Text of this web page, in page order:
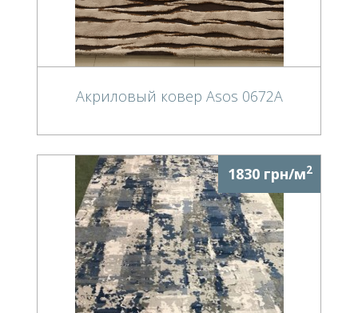
Акриловый ковер Asos 0672A
1830 грн/м2